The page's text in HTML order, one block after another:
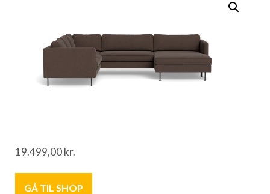
19.499,00kr.
GÅ TIL SHOP